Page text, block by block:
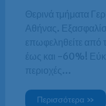
Θερινά τμήματα
Αθήνας.
επωφεληθείτε από
έως και -60%!
περιοχές…
Περισσότερα »